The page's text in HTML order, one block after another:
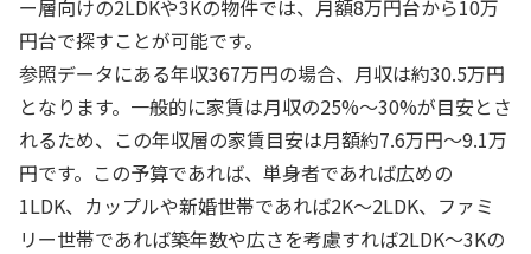
ー層向けの2LDKや3Kの物件では、月額8万円台から10万
円台で探すことが可能です。
参照データにある年収367万円の場合、月収は約30.5万円
となります。一般的に家賃は月収の25%〜30%が目安とさ
れるため、この年収層の家賃目安は月額約7.6万円〜9.1万
円です。この予算であれば、単身者であれば広めの
1LDK、カップルや新婚世帯であれば2K〜2LDK、ファミ
リー世帯であれば築年数や広さを考慮すれば2LDK〜3Kの